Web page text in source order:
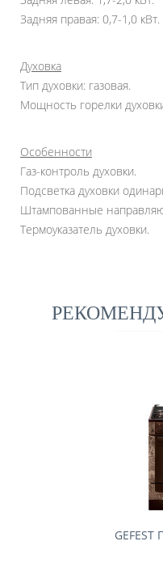
Задняя правая: 0,7-1,0 кВт.
Духовка
Тип духовки: газовая.
Мощность горелки
Особенности
Газ-контроль духовки.
Подсветка духовки
Штампованные
Термоуказатель духовки.
GEFEST